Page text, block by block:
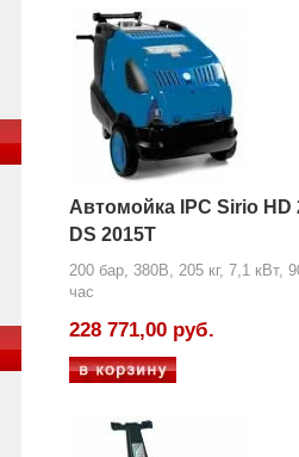
Автомойка IPC Sirio HD
DS 2015T
200 бар, 380В, 205 кг, 7,1 кВт,
час
228 771,00 руб.